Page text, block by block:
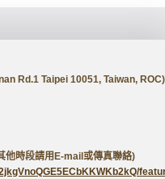
Rd.1 Taipei 10051, Taiwan, ROC)
時段請用E-mail或傳真聯絡)